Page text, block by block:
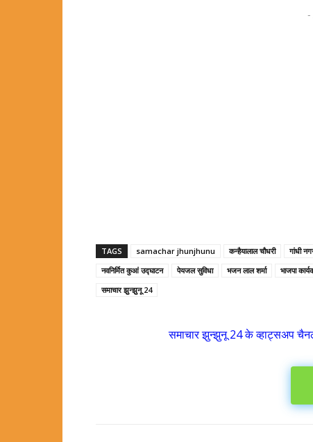
-
TAGS samachar jhunjhunu कन्हैयालाल चौधरी गांधी
नवनिर्मित कुआं उद्घाटन
पेयजल सुविधा भजन लाल शर्मा भाजपा
समाचार झुन्झुनू 24
समाचार झुन्झुनू 24 के व्हाट्सअप